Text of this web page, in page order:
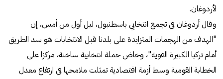
لأردوغان.
وقال أردوغان في تجمع انتخابي باسطنبول، ليل أول من أمس، إن
"الهدف من الهجمات المتزايدة على بلدنا قبل الانتخابات هو سد الطريق
أمام تركيا الكبيرة القوية"، وخاض حملة انتخابية ساخنة، مركزا على
الخطابة القومية وسط أزمة اقتصادية تمثلت ملامحها في ارتفاع معدل